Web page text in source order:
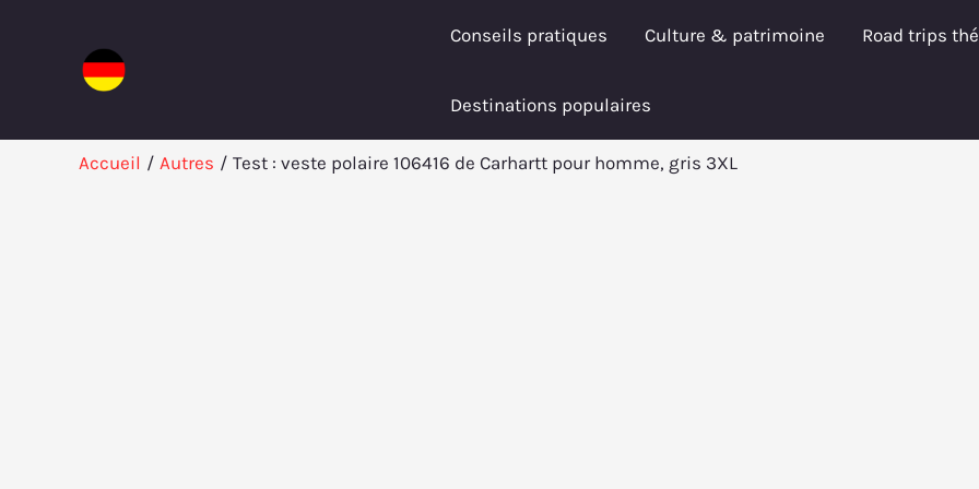
Conseils pratiques Culture & patrimoine Road trips
Destinations populaires
Accueil Autres Test : veste polaire 106416 de Carhartt pour homme, gris 3XL